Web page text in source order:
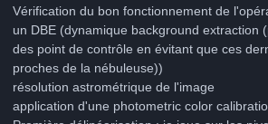
Vérification du bon fonctionnement de
un DBE (dynamique background extraction
des point de contrôle en évitant que ces
proches de la nébuleuse))
résolution astrométrique de l'image
application d'une photometric color